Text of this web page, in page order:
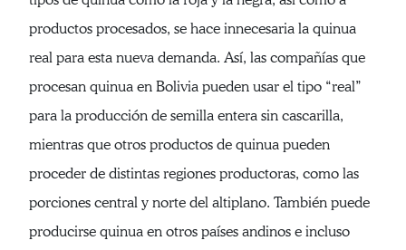
productos procesados, se hace innecesaria la quinua
real para esta nueva demanda. Así, las compañías que
procesan quinua en Bolivia pueden usar el tipo “real”
para la producción de semilla entera sin cascarilla,
mientras que otros productos de quinua pueden
proceder de distintas regiones productoras, como las
porciones central y norte del altiplano. También puede
producirse quinua en otros países andinos e incluso